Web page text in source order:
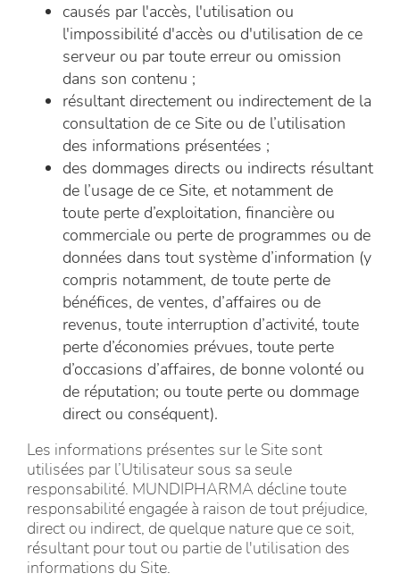
causés par l'accès, l'utilisation ou
l'impossibilité d'accès ou d'utilisation de ce
serveur ou par toute erreur ou omission
dans son contenu ;
résultant directement ou indirectement de la
consultation de ce Site ou de l’utilisation
des informations présentées ;
des dommages directs ou indirects résultant
de l’usage de ce Site, et notamment de
toute perte d’exploitation, financière ou
commerciale ou perte de programmes ou de
données dans tout système d’information (y
compris notamment, de toute perte de
bénéfices, de ventes, d’affaires ou de
revenus, toute interruption d’activité, toute
perte d’économies prévues, toute perte
d’occasions d’affaires, de bonne volonté ou
de réputation; ou toute perte ou dommage
direct ou conséquent).
Les informations présentes sur le Site sont
utilisées par l’Utilisateur sous sa seule
responsabilité. MUNDIPHARMA décline toute
responsabilité engagée à raison de tout préjudice,
direct ou indirect, de quelque nature que ce soit,
résultant pour tout ou partie de l'utilisation des
informations du Site.